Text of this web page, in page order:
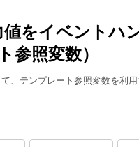
をイベントハ
参照変数）
、テンプレート参照変数を利